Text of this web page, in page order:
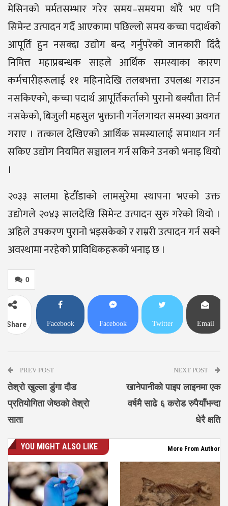
मेसिनको मर्मतसम्भार गरेर समय–समयमा थोरै भए पनि
सिमेन्ट उत्पादन गर्दै आएकामा पछिल्लो समय कच्चा पदार्थको
आपूर्ति हुन नसक्दा उद्योग बन्द गर्नुपरेको जानकारी दिँदै
निमित्त महाप्रबन्धक साहले आर्थिक समस्याका कारण
कर्मचारीहरूलाई ११ महिनादेखि तलबभत्ता उपलब्ध गराउन
नसकिएको, कच्चा पदार्थ आपूर्तिकर्ताको पुरानो बक्यौता तिर्न
नसकेको, बिजुली महसुल भुक्तानी गर्नेलगायत समस्या अवगत
गराए । तत्काल देखिएको आर्थिक समस्यालाई समाधान गर्न
सकिए उद्योग नियमित सञ्चालन गर्न सकिने उनको भनाइ थियो
।
२०३३ सालमा हेटौँडाको लामसुरेमा स्थापना भएको उक्त
उद्योगले २०४३ सालदेखि सिमेन्ट उत्पादन सुरु गरेको थियो ।
अहिले उपकरण पुरानो भइसकेको र राम्ररी उत्पादन गर्न सक्ने
अवस्थामा नरहेको प्राविधिकहरूको भनाइ छ ।
0
Share Facebook Facebook Twitter Email
PREV POST
तेश्रो खुल्ला डुंगा दौड
प्रतियोगिता जेष्ठको तेश्रो
साता
NEXT POST
खानेपानीको पाइप लाइनमा एक
वर्षमै साढे ६ करोड रुपैयाँभन्दा
धेरै क्षति
YOU MIGHT ALSO LIKE More From Author